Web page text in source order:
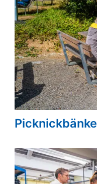
Picknickbänke